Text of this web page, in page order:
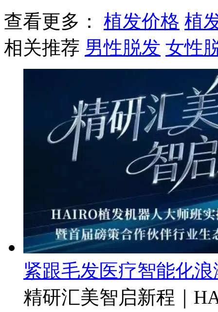
查看更多： 植发价格 植
相关推荐 男性脱发 女性
紧跟毛发医疗智能化
精研汇美智启新程｜